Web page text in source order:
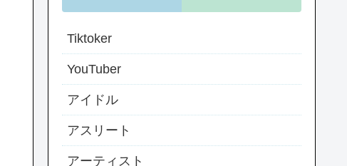
Tiktoker
YouTuber
アイドル
アスリート
アーティスト